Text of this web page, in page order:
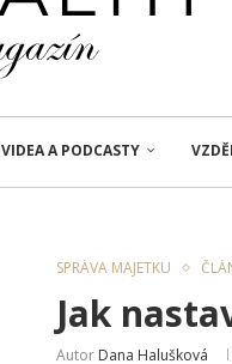
VIDEA A PODCASTY
SPRÁVA MAJETKU
Jak
Autor Dana Halušková